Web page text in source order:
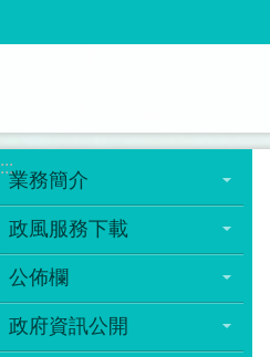
:::
業務簡介
政風服務下載
公佈欄
政府資訊公開